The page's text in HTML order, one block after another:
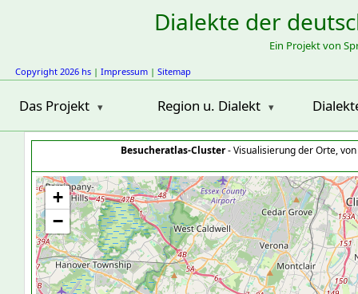
Dialekte der
Ein Projekt von
Copyright 2026 hs | Impressum | Sitemap
Das Projekt Region u. Dialekt
Besucheratlas-Cluster- Visualisierung der Orte,
+
−